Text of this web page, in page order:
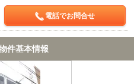
電話でお問合せ
件基本情報